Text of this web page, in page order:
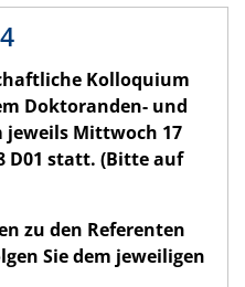
Kolloquium
Doktoranden- und
Mittwoch 17
D01 statt. (Bitte auf
zu den Referenten
Sie dem jeweiligen